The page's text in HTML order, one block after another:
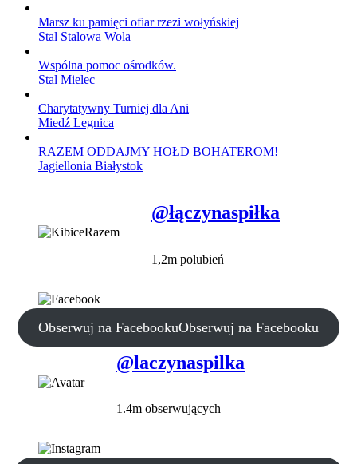
Marsz ku pamięci ofiar rzezi wołyńskiej
Stal Stalowa Wola
Wspólna pomoc ośrodków.
Stal Mielec
Charytatywny Turniej dla Ani
Miedź Legnica
RAZEM ODDAJMY HOŁD BOHATEROM!
Jagiellonia Białystok
@łączynaspiłka
1,2m polubień
Obserwuj na FacebookuObserwuj na Facebooku
@laczynaspilka
1.4m obserwujących